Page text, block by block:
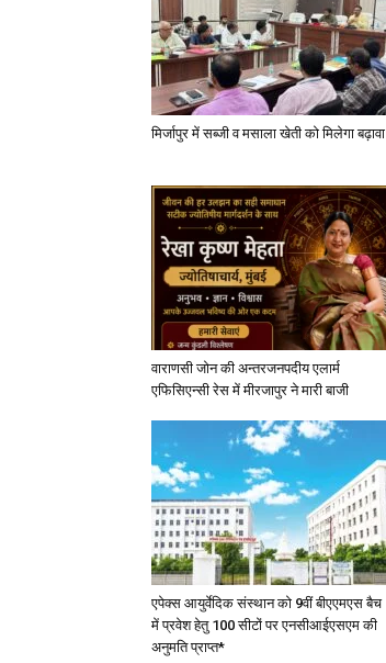
मिर्जापुर में सब्जी व मसाला खेती को मिलेगा बढ़ावा
वाराणसी जोन की अन्तरजनपदीय एलार्म
एफिसिएन्सी रेस में मीरजापुर ने मारी बाजी
एपेक्स आयुर्वेदिक संस्थान को 9वीं बीएएमएस बैच
में प्रवेश हेतु 100 सीटों पर एनसीआईएसएम की
अनुमति प्राप्त*